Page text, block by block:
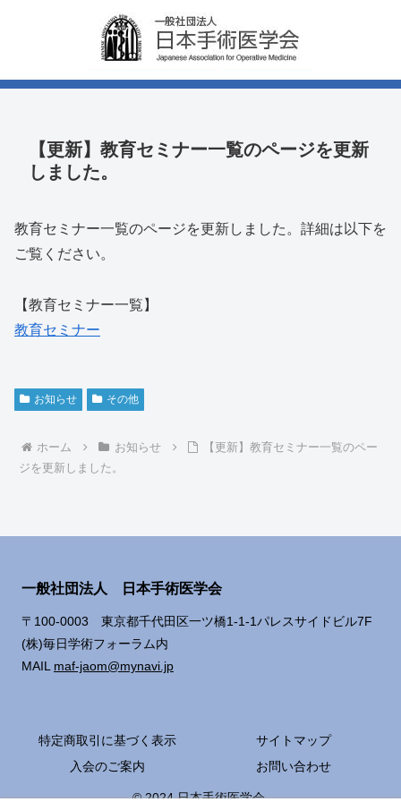
【更新】教育セミナー一覧のページを更新
しました。
教育セミナー一覧のページを更新しました。詳細は以下を
ご覧ください。
【教育セミナー一覧】
教育セミナー
お知らせ その他
ホーム お知らせ
【更新】教育セミナー一覧のペー
ジを更新しました。
一般社団法人 日本手術医学会
〒100-0003 東京都千代田区一ツ橋1-1-1パレスサイドビル7F
(株)毎日学術フォーラム内
MAIL maf-jaom@mynavi.jp
特定商取引に基づく表示
サイトマップ
入会のご案内
お問い合わせ
© 2024 日本手術医学会.